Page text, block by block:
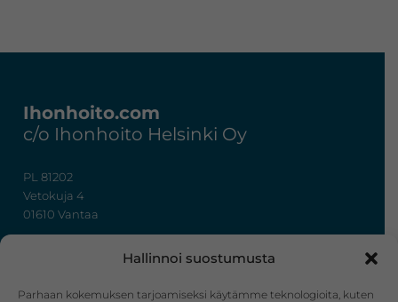
Hallinnoi suostumusta
Parhaan kokemuksen tarjoamiseksi käytämme teknologioita, kuten
Ihonhoito.com
c/o Ihonhoito Helsinki Oy
PL 81202
Vetokuja 4
01610 Vantaa
info@ihonhoito.com